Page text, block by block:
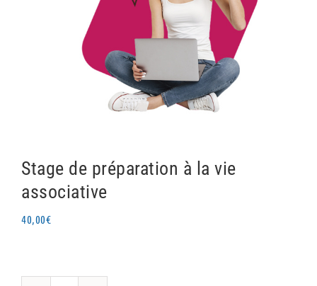
Stage de préparation à la vie
associative
40,00€